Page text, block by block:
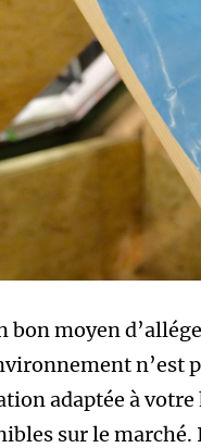
bon moyen
n’est
adaptée à
sur le